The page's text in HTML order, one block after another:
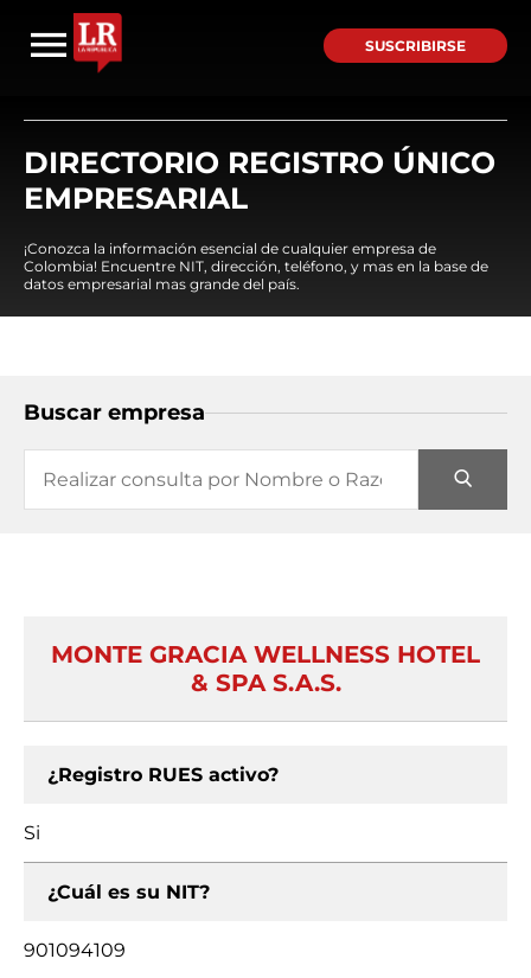
SUSCRIBIRSE
DIRECTORIO REGISTRO ÚNICO
EMPRESARIAL
¡Conozca la información esencial de cualquier empresa de
Colombia! Encuentre NIT, dirección, teléfono, y mas en la base de
datos empresarial mas grande del país.
Buscar empresa
MONTE GRACIA WELLNESS HOTEL
& SPA S.A.S.
¿Registro RUES activo?
Si
¿Cuál es su NIT?
901094109